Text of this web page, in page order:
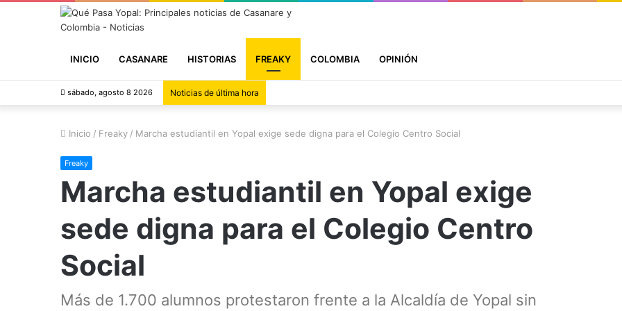
INICIO CASANARE HISTORIAS FREAKY COLOMBIA OPINIÓN
sábado, agosto 8 2026 Noticias de última hora
Inicio / Freaky / Marcha estudiantil en Yopal exige sede digna para el Colegio Centro Social
Freaky
Marcha estudiantil en Yopal exige
sede digna para el Colegio Centro
Social
Más de 1.700 alumnos protestaron frente a la Alcaldía de Yopal sin